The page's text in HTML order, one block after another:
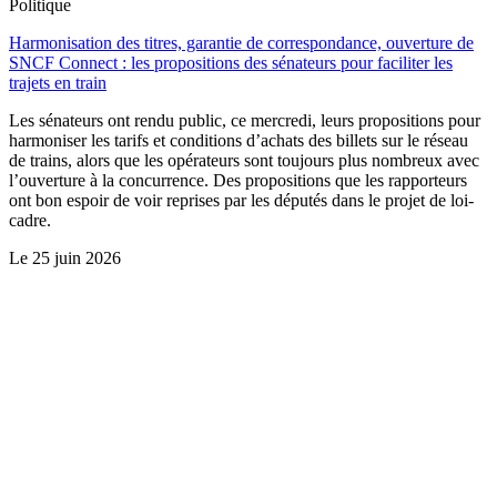
Politique
Harmonisation des titres, garantie de correspondance, ouverture de
SNCF Connect : les propositions des sénateurs pour faciliter les
trajets en train
Les sénateurs ont rendu public, ce mercredi, leurs propositions pour
harmoniser les tarifs et conditions d’achats des billets sur le réseau
de trains, alors que les opérateurs sont toujours plus nombreux avec
l’ouverture à la concurrence. Des propositions que les rapporteurs
ont bon espoir de voir reprises par les députés dans le projet de loi-
cadre.
Le 25 juin 2026